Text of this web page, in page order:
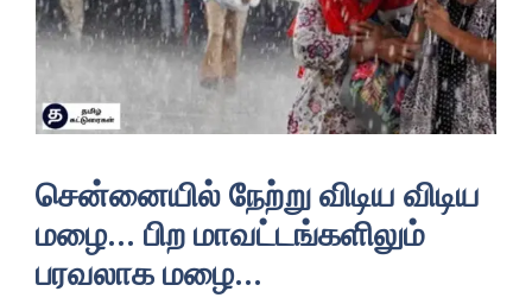
சென்னையில் நேற்று விடிய விடிய
மழை… பிற மாவட்டங்களிலும்
பரவலாக மழை…